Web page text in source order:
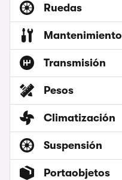
Ruedas
Mantenimiento
Transmisión
Pesos
Climatización
Suspensión
Portaobjetos